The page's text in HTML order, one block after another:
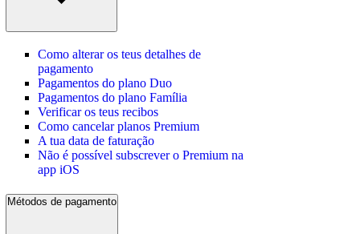
Como alterar os teus detalhes de
pagamento
Pagamentos do plano Duo
Pagamentos do plano Família
Verificar os teus recibos
Como cancelar planos Premium
A tua data de faturação
Não é possível subscrever o Premium na
app iOS
Métodos de pagamento